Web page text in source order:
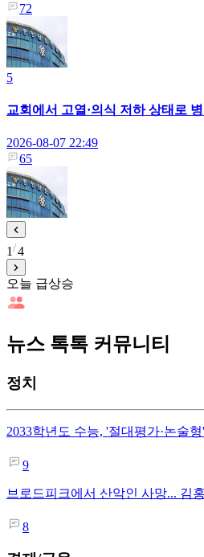
72
5
교회에서 고열·의식 저하 상태로
2026-08-07 22:49
65
1 4
오늘 급상승
뉴스 톡톡 커뮤니티
정치
2033학년도 수능, '절대평가·논술
9
브로드피크에서 산악인 사망... 김
8